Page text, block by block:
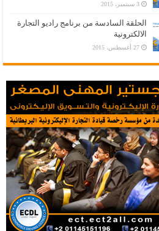
3 سبتمبر، 2015
الحلقة السادسة من برنامج راديو التجارة
الالكترونية
27 أغسطس، 2015